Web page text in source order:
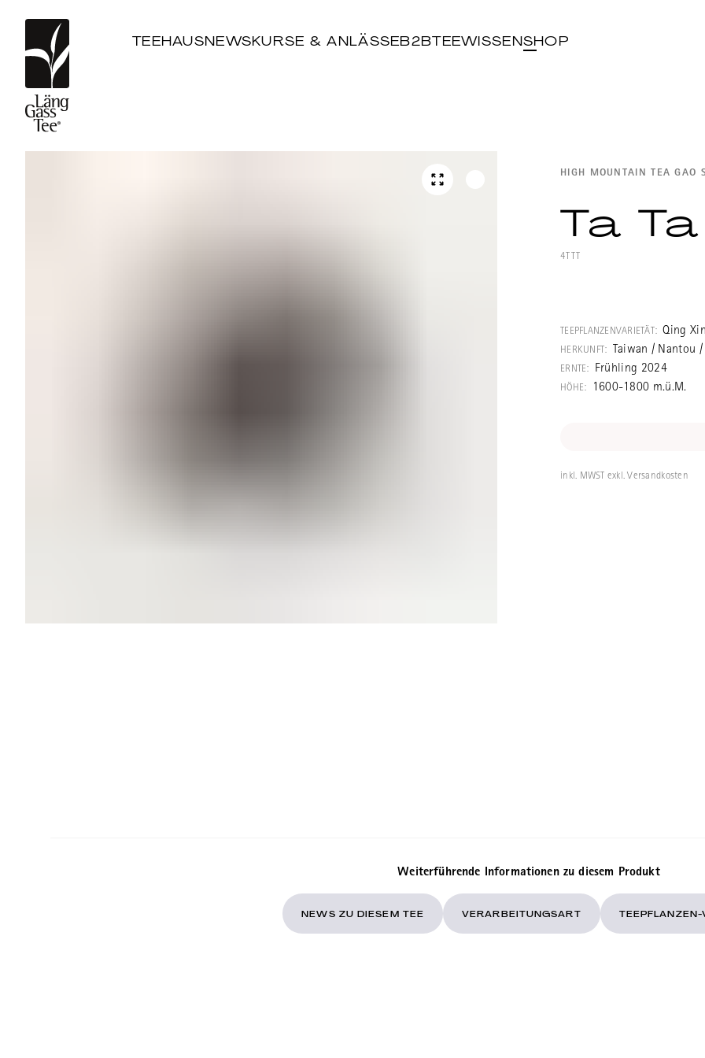
TEEHAUSNEWSKURSE & ANLÄSSEB2BTEEWISSENSHOP
HIGH MOUNTAIN TEA GAO
Ta
4TTT
"Jadeberg".
Taiwans und
Nationalpark.
TEEPFLANZENVARIETÄT: Qing
HERKUNFT: Taiwan / Nantou
ERNTE: Frühling 2024
HÖHE: 1600-1800 m.ü.M.
inkl. MWST exkl. Versandkosten
Weiterführende Informationen zu diesem Produkt
NEWS ZU DIESEM TEE VERARBEITUNGSART TEEPFLANZEN-